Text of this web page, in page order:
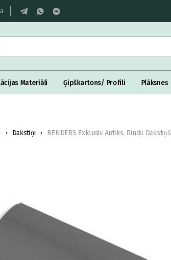
Materiāli Ģipškartons/ Profili Plāksnes
Dakstiņi BENDERS Exklusiv Antīks, Rindu Dakstiņš